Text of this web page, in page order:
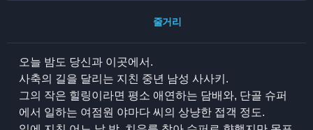
줄거리
오늘 밤도 당신과 이곳에서.
사축의 길을 달리는 지친 중년 남성 사사키.
그의 작은 힐링이라면 평소 애연하는 담배와, 단골 슈퍼
에서 일하는 여점원 야마다 씨의 상냥한 접객 정도.